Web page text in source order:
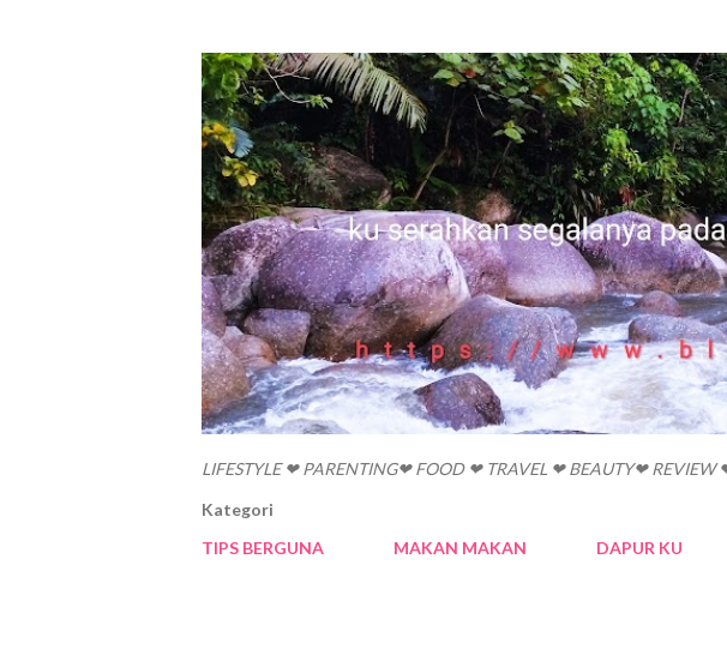
LIFESTYLE ❤ PARENTING❤ FOOD ❤ TRAVEL ❤ BEAUTY❤ REVIEW
Kategori
TIPS BERGUNA
MAKAN MAKAN DAPUR KU